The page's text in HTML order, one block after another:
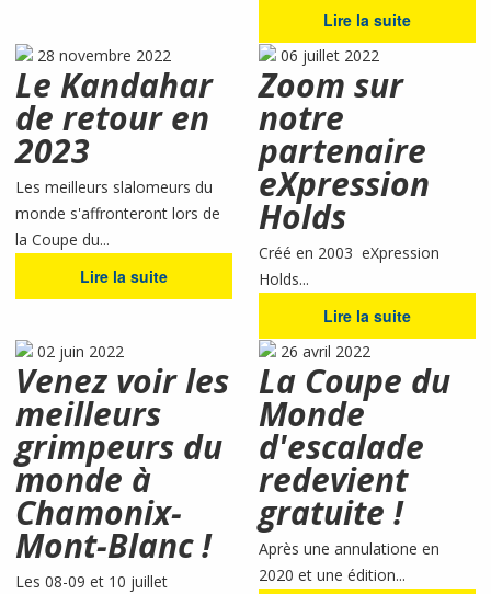
Lire la suite
28 novembre 2022
Le Kandahar
de retour en
2023
Les meilleurs slalomeurs du
monde s'affronteront lors de
la Coupe du...
Lire la suite
06 juillet 2022
Zoom sur
notre
partenaire
eXpression
Holds
Créé en 2003 eXpression
Holds...
Lire la suite
02 juin 2022
Venez voir les
meilleurs
grimpeurs du
monde à
Chamonix-
Mont-Blanc !
Les 08-09 et 10 juillet
26 avril 2022
La Coupe du
Monde
d'escalade
redevient
gratuite !
Après une annulatione en
2020 et une édition...